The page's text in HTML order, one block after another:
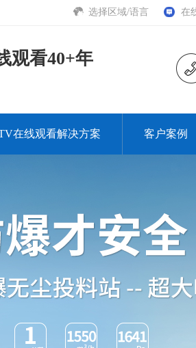
选择区域/语言 在
观看40+年
在线观看解决方案 客户案例